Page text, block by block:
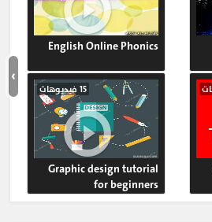
English Online Phonics
Graphic design tutorial
for beginners
15 فيديوهات ›